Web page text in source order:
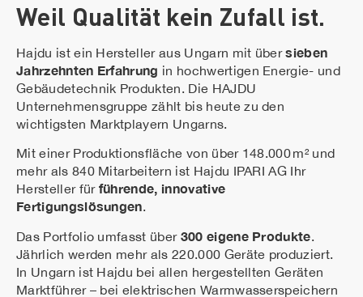
Weil Qualität kein Zufall ist.
Hajdu ist ein Hersteller aus Ungarn mit übersieben
Jahrzehnten Erfahrung in hochwertigen Energie- und
Gebäudetechnik Produkten. Die HAJDU
Unternehmensgruppe zählt bis heute zu den
wichtigsten Marktplayern Ungarns.
Mit einer Produktionsfläche von über 148.000 m² und
mehr als 840 Mitarbeitern ist Hajdu IPARI AG Ihr
Hersteller für führende, innovative
Fertigungslösungen.
Das Portfolio umfasst über 300 eigene Produkte
Jährlich werden mehr als 220.000 Geräte produziert.
In Ungarn ist Hajdu bei allen hergestellten Geräten
Marktführer – bei elektrischen Warmwasserspeichern